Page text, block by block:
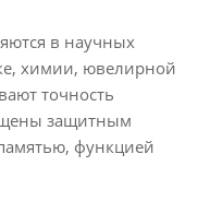
в научных
химии, ювелирной
точность
защитным
функцией